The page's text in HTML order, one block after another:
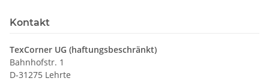
Kontakt
TexCorner UG (haftungsbeschränkt)
Bahnhofstr. 1
D-31275 Lehrte